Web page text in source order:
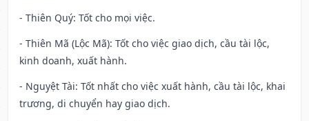
- Thiên Quý: Tốt cho mọi việc.
- Thiên Mã (Lộc Mã): Tốt cho việc giao dịch, cầu tài lộc,
kinh doanh, xuất hành.
- Nguyệt Tài: Tốt nhất cho việc xuất hành, cầu tài lộc, khai
trương, di chuyển hay giao dịch.